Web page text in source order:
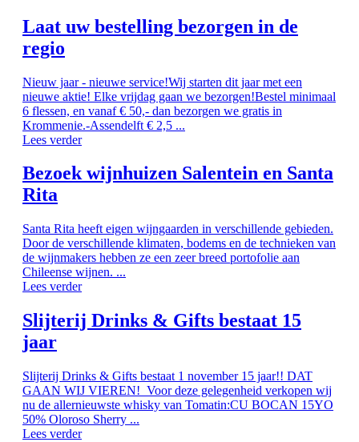
Laat uw bestelling bezorgen in de
regio
Nieuw jaar - nieuwe service!Wij starten dit jaar met een
nieuwe aktie! Elke vrijdag gaan we bezorgen!Bestel minimaal
6 flessen, en vanaf € 50,- dan bezorgen we gratis in
Krommenie.-Assendelft € 2,5 ...
Lees verder
Bezoek wijnhuizen Salentein en Santa
Rita
Santa Rita heeft eigen wijngaarden in verschillende gebieden.
Door de verschillende klimaten, bodems en de technieken van
de wijnmakers hebben ze een zeer breed portofolie aan
Chileense wijnen. ...
Lees verder
Slijterij Drinks & Gifts bestaat 15
jaar
Slijterij Drinks & Gifts bestaat 1 november 15 jaar!! DAT
GAAN WIJ VIEREN! Voor deze gelegenheid verkopen wij
nu de allernieuwste whisky van Tomatin:CU BOCAN 15YO
50% Oloroso Sherry ...
Lees verder